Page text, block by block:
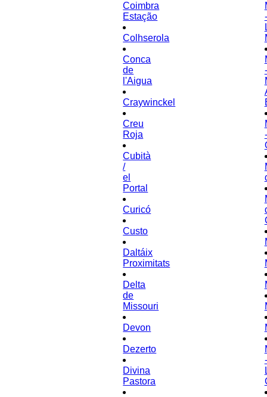
Coimbra
Estação
Colhserola
Conca
de
l'Aigua
Craywinckel
Creu
Roja
Cubità
/
el
Portal
Curicó
Custo
Daltáix
Proximitats
Delta
de
Missouri
Devon
Dezerto
Divina
Pastora
-
-
-
-